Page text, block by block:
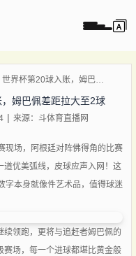
梅西再创神迹！世界杯第20球入账，姆巴佩差距拉大至2球
姆巴佩差距拉大至2球
来源：斗体育直播网
场，阿根廷对阵佛得角的比赛
优美弧线，皮球应声入网！这
字本身就像件艺术品，值得球迷
领跑，更将与追赶者姆巴佩的
场，每一个进球都堪比黄金般